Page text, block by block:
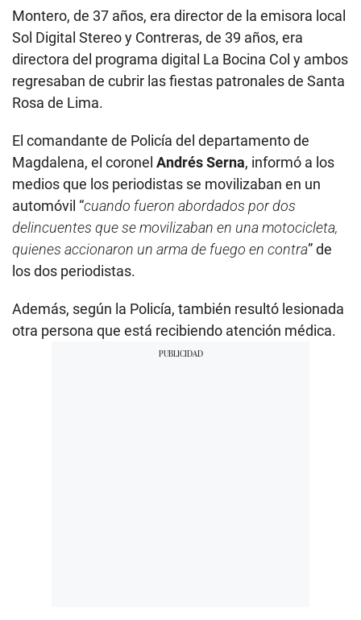
Montero, de 37 años, era director de la emisora local
Sol Digital Stereo y Contreras, de 39 años, era
directora del programa digital La Bocina Col y ambos
regresaban de cubrir las fiestas patronales de Santa
Rosa de Lima.
El comandante de Policía del departamento de
Magdalena, el coronel Andrés Serna, informó a los
medios que los periodistas se movilizaban en un
automóvil “cuando fueron abordados por dos
delincuentes que se movilizaban en una motocicleta,
quienes accionaron un arma de fuego en contra” de
los dos periodistas.
Además, según la Policía, también resultó lesionada
otra persona que está recibiendo atención médica.